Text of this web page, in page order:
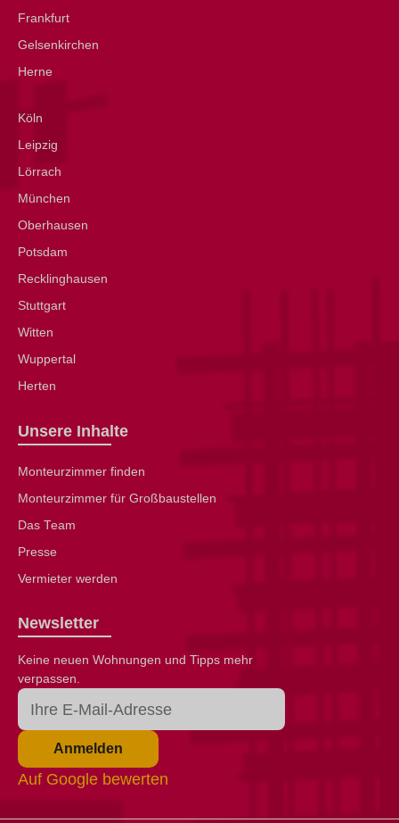
Frankfurt
Gelsenkirchen
Herne
Köln
Leipzig
Lörrach
München
Oberhausen
Potsdam
Recklinghausen
Stuttgart
Witten
Wuppertal
Herten
Unsere Inhalte
Monteurzimmer finden
Monteurzimmer für Großbaustellen
Das Team
Presse
Vermieter werden
Newsletter
Keine neuen Wohnungen und Tipps mehr
verpassen.
Anmelden
Auf Google bewerten